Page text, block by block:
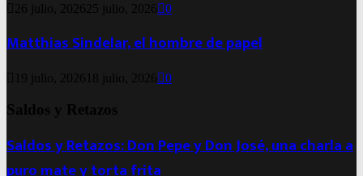
26 julio, 2026 25 julio, 2026 0
Matthias Sindelar, el hombre de papel
19 julio, 2026 18 julio, 2026 0
Saldos y Retazos
Saldos y Retazos: Don Pepe y Don José, una charla a